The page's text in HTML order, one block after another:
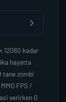
12060 kadar
hayatta
tane zombi
FPS /
verirken 0